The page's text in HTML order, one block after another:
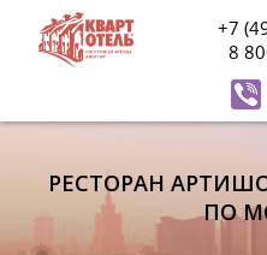
+7
8
РЕСТОРАН
ПО